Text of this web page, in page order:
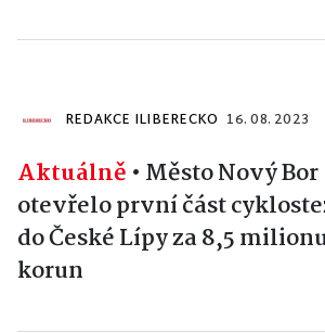
REDAKCE ILIBERECKO 16. 08. 2023
Aktuálně • Město Nový Bor
otevřelo první část
do České Lípy za 8,5
korun